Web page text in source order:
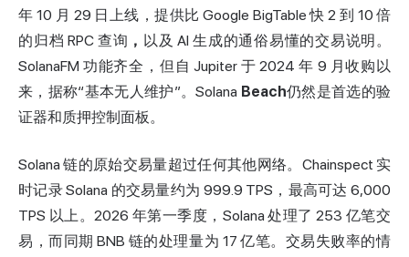
年 10 月 29 日上线，提供比 Google BigTable 快 2 到 10 倍
的归档 RPC 查询 ， 以及 AI 生成的通俗易懂的交易说明。
SolanaFM 功能齐全，但自 Jupiter 于 2024 年 9 月收购以
来，据称“基本无人维护”。Solana Beach仍然是首选的验
证器和质押控制面板。
Solana 链的原始交易量超过任何其他网络。Chainspect 实
时记录 Solana 的交易量约为 999.9 TPS，最高可达 6,000
TPS 以上。2026 年第一季度，Solana 处理了 253 亿笔交
易，而同期 BNB 链的处理量为 17 亿笔。交易失败率的情